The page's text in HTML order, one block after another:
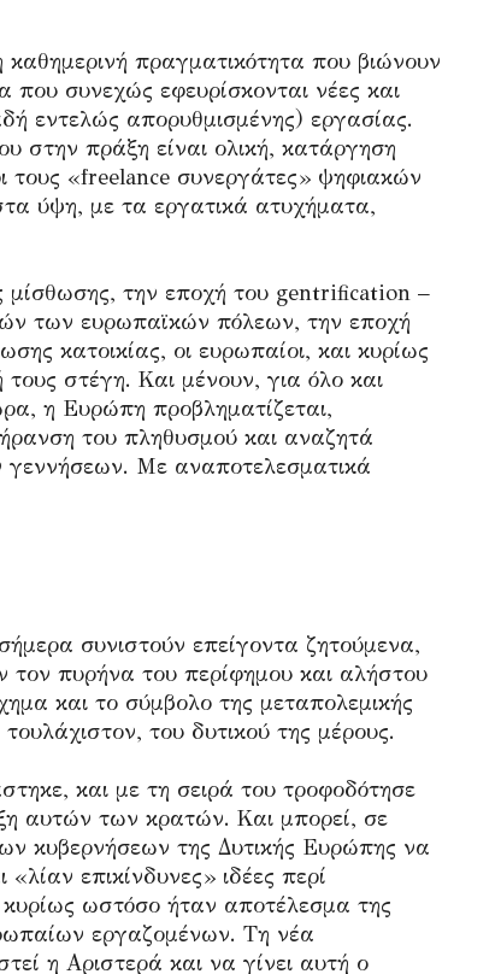
πραγματικότητα που βιώνουν
που συνεχώς εφευρίσκονται νέες και
εντελώς απορυθμισμένης) εργασίας.
στην πράξη είναι ολική, κατάργηση
«freelance συνεργάτες» ψηφιακών
ύψη, με τα εργατικά ατυχήματα,
μίσθωσης, την εποχή του gentrification –
των ευρωπαϊκών πόλεων, την εποχή
κατοικίας, οι ευρωπαίοι, και κυρίως
στέγη. Και μένουν, για όλο και
η Ευρώπη προβληματίζεται,
του πληθυσμού και αναζητά
γεννήσεων. Με αναποτελεσματικά
συνιστούν επείγοντα ζητούμενα,
τον πυρήνα του περίφημου και αλήστου
και το σύμβολο της μεταπολεμικής
του δυτικού της μέρους.
και με τη σειρά του τροφοδότησε
αυτών των κρατών. Και μπορεί, σε
κυβερνήσεων της Δυτικής Ευρώπης να
επικίνδυνες» ιδέες περί
ωστόσο ήταν αποτέλεσμα της
εργαζομένων. Τη νέα
η Αριστερά και να γίνει αυτή ο